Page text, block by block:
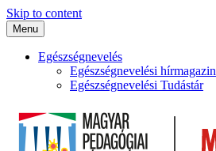
Skip to content
Menu
Egészségnevelés
Egészségnevelési hírmagazin
Egészségnevelési Tudástár